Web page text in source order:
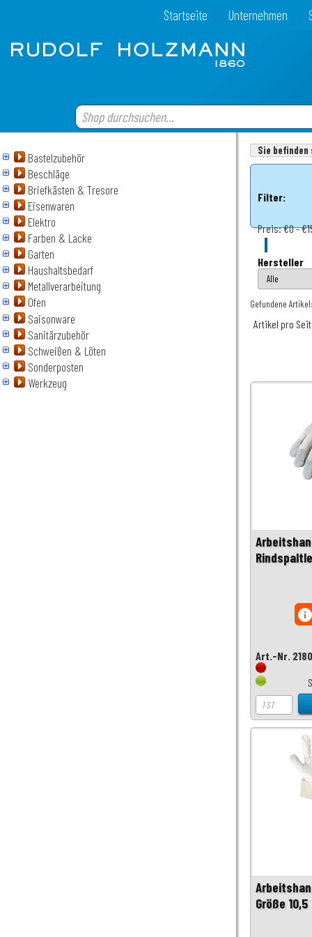
Startseite Unternehmen
Bastelzubehör
Beschläge
Briefkästen & Tresore
Eisenwaren
Elektro
Farben & Lacke
Garten
Haushaltsbedarf
Metallverarbeitung
Ofen
Saisonware
Sanitärzubehör
Schweißen & Löten
Sonderposten
Werkzeug
Sie
Filter:
Preis:€0 -
Hersteller
Gefundene
Artikel pro
Art.-Nr.
Größe 10,5